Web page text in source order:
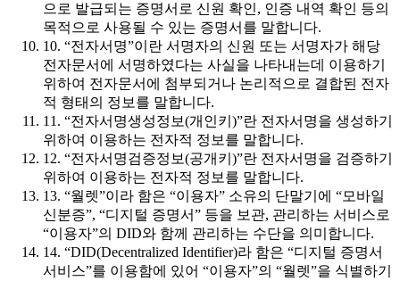
으로 발급되는 증명서로 신원 확인, 인증 내역 확인 등의
목적으로 사용될 수 있는 증명서를 말합니다.
10. “전자서명”이란 서명자의 신원 또는 서명자가 해당
전자문서에 서명하였다는 사실을 나타내는데 이용하기
위하여 전자문서에 첨부되거나 논리적으로 결합된 전자
적 형태의 정보를 말합니다.
11. “전자서명생성정보(개인키)”란 전자서명을 생성하기
위하여 이용하는 전자적 정보를 말합니다.
12. “전자서명검증정보(공개키)”란 전자서명을 검증하기
위하여 이용하는 전자적 정보를 말합니다.
13. “월렛”이라 함은 “이용자” 소유의 단말기에 “모바일
신분증”, “디지털 증명서” 등을 보관, 관리하는 서비스로
“이용자”의 DID와 함께 관리하는 수단을 의미합니다.
14. “DID(Decentralized Identifier)라 함은 “디지털 증명서
서비스”를 이용함에 있어 “이용자”의 “월렛”을 식별하기